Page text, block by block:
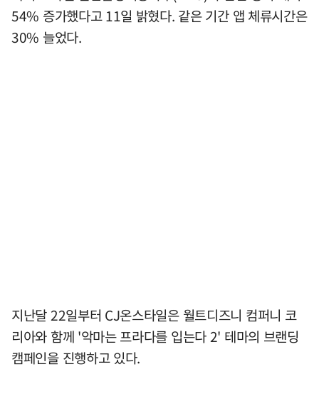
54% 증가했다고 11일 밝혔다. 같은 기간 앱 체류시간은
30% 늘었다.
지난달 22일부터 CJ온스타일은 월트디즈니 컴퍼니 코
리아와 함께 '악마는 프라다를 입는다 2' 테마의 브랜딩
캠페인을 진행하고 있다.